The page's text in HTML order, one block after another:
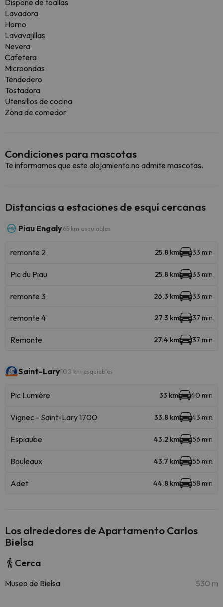
Dispone de toallas
Lavadora
Horno
Lavavajillas
Nevera
Cafetera
Microondas
Tendedero
Tostadora
Utensilios de cocina
Zona de comedor
Condiciones para mascotas
Te informamos que este alojamiento no admite mascotas.
Distancias a estaciones de esquí cercanas
Piau Engaly65 km esquiables
remonte 2 25.8 km 33 min
Pic du Piau 25.8 km 33 min
remonte 3 26.3 km 33 min
remonte 4 27.3 km 37 min
Remonte 27.4 km 37 min
Saint-Lary100 km esquiables
Pic Lumière 33 km 40 min
Vignec - Saint-Lary 1700 33.8 km 43 min
Espiaube 43.2 km 56 min
Bouleaux 43.7 km 55 min
Adet 44.8 km 58 min
Los alrededores de Apartamento Carlos
Bielsa
Cerca
Museo de Bielsa 530 m